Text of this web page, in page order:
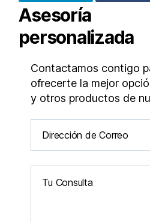
Asesoría
personalizada
Contactamos contigo
ofrecerte la mejor
y otros productos de